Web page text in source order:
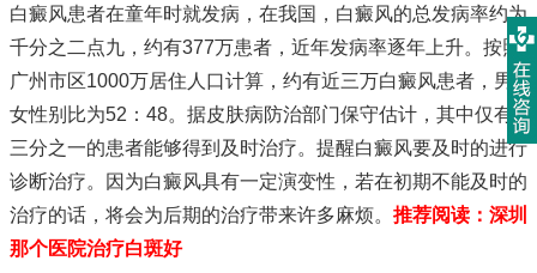
白癜风患者在童年时就发病，在我国，白癜风的总发病率约为
千分之二点九，约有377万患者，近年发病率逐年上升。按照
广州市区1000万居住人口计算，约有近三万白癜风患者，男
女性别比为52：48。据皮肤病防治部门保守估计，其中仅有
三分之一的患者能够得到及时治疗。提醒白癜风要及时的进行
诊断治疗。因为白癜风具有一定演变性，若在初期不能及时的
治疗的话，将会为后期的治疗带来许多麻烦。 推荐阅读： 深圳
那个医院治疗白斑好